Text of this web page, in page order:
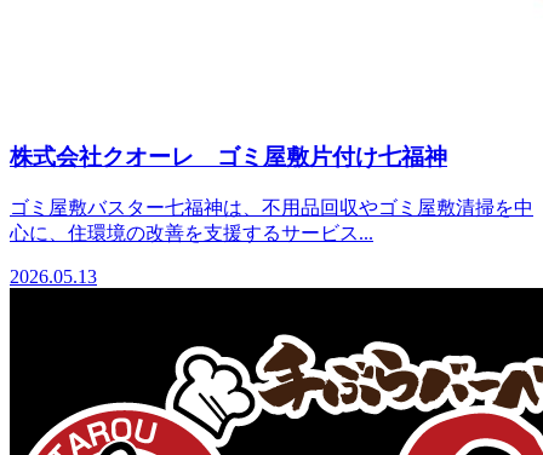
株式会社クオーレ ゴミ屋敷片付け七福神
ゴミ屋敷バスター七福神は、不用品回収やゴミ屋敷清掃を中
心に、住環境の改善を支援するサービス...
2026.05.13